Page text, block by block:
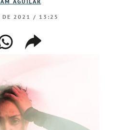
DE 2021 / 13:25
compartir
enlace